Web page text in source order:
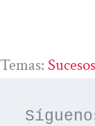
Temas: Sucesos